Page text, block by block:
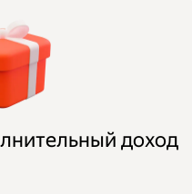
доход